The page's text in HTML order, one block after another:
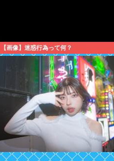
【画像】迷惑行為って何？